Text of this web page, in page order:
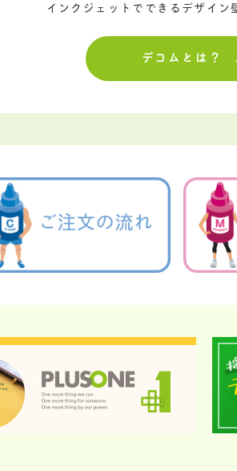
インクジェットでできるデザイン
デコムとは？